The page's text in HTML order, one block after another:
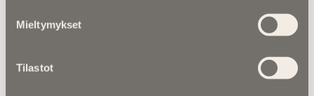
Mieltymykset
Tilastot
perjantaisin kotiin
tuoreet kukat